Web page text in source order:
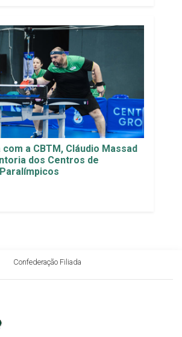
com a CBTM, Cláudio Massad
dos Centros de
Confederação Filiada